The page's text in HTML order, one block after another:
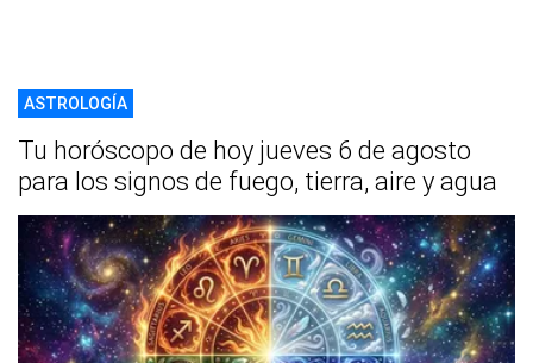
ASTROLOGÍA
Tu horóscopo de hoy jueves 6 de agosto
para los signos de fuego, tierra, aire y agua